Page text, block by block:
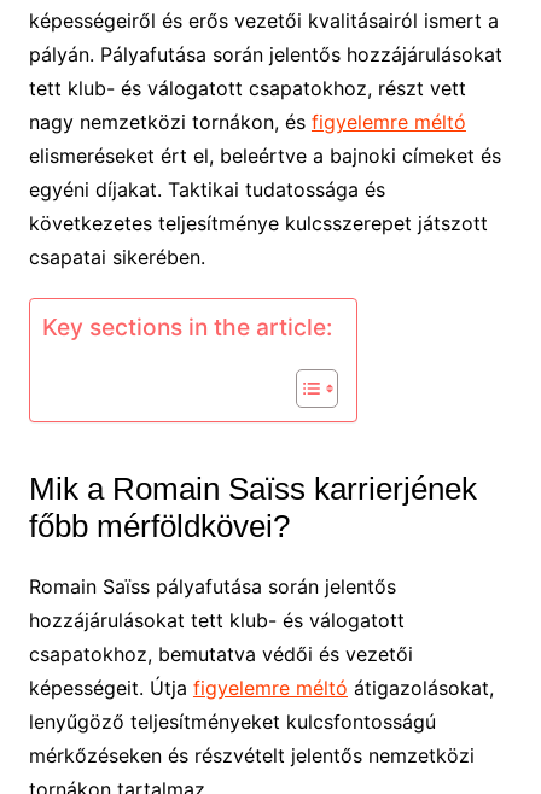
képességeiről és erős vezetői kvalitásairól ismert a
pályán. Pályafutása során jelentős hozzájárulásokat
tett klub- és válogatott csapatokhoz, részt vett
nagy nemzetközi tornákon, és figyelemre méltó
elismeréseket ért el, beleértve a bajnoki címeket és
egyéni díjakat. Taktikai tudatossága és
következetes teljesítménye kulcsszerepet játszott
csapatai sikerében.
Key sections in the article:
Mik a Romain Saïss karrierjének
főbb mérföldkövei?
Romain Saïss pályafutása során jelentős
hozzájárulásokat tett klub- és válogatott
csapatokhoz, bemutatva védői és vezetői
képességeit. Útja figyelemre méltó átigazolásokat,
lenyűgöző teljesítményeket kulcsfontosságú
mérkőzéseken és részvételt jelentős nemzetközi
tornákon tartalmaz.